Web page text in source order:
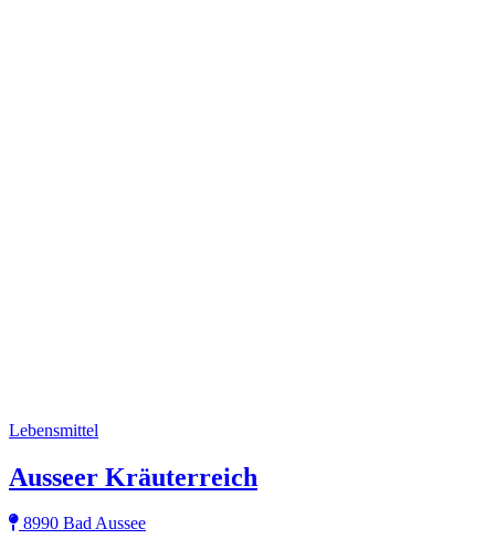
Lebensmittel
Ausseer Kräuterreich
8990 Bad Aussee